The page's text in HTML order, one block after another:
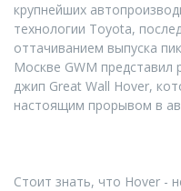
крупнейших
технологии Toyota,
оттачиванием выпуска
Москве GWM
джип Great Wall Hover,
настоящим прорывом в
Стоит знать, что Hover -